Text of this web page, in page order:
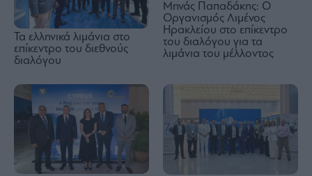
Τα ελληνικά λιμάνια στο
επίκεντρο του διεθνούς
διαλόγου
Μηνάς Παπαδάκης: Ο
Οργανισμός Λιμένος
Ηρακλείου στο επίκεντρο
του διαλόγου για τα
λιμάνια του μέλλοντος